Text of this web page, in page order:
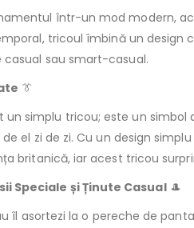
într-un mod modern,
tricoul îmbină un
sau smart-casual.
👔
simplu tricou; este un simbol
el zi de zi. Cu un design
britanică, iar acest tricou
Speciale și Ținute Casual🎩
îl asortezi la o pereche de